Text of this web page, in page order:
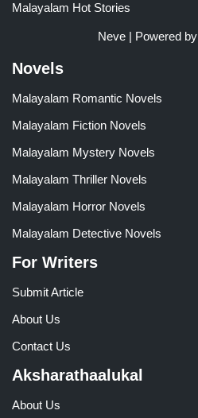
Malayalam Hot Stories
Neve| Powered by
Novels
Malayalam Romantic Novels
Malayalam Fiction Novels
Malayalam Mystery Novels
Malayalam Thriller Novels
Malayalam Horror Novels
Malayalam Detective Novels
For Writers
Submit Article
About Us
Contact Us
Aksharathaalukal
About Us